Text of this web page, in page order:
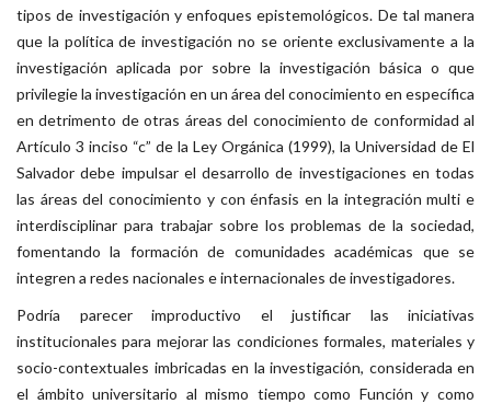
tipos de investigación y enfoques epistemológicos. De tal manera
que la política de investigación no se oriente exclusivamente a la
investigación aplicada por sobre la investigación básica o que
privilegie la investigación en un área del conocimiento en específica
en detrimento de otras áreas del conocimiento de conformidad al
Artículo 3 inciso “c” de la Ley Orgánica (1999), la Universidad de El
Salvador debe impulsar el desarrollo de investigaciones en todas
las áreas del conocimiento y con énfasis en la integración multi e
interdisciplinar para trabajar sobre los problemas de la sociedad,
fomentando la formación de comunidades académicas que se
integren a redes nacionales e internacionales de investigadores.
Podría parecer improductivo el justificar las iniciativas
institucionales para mejorar las condiciones formales, materiales y
socio-contextuales imbricadas en la investigación, considerada en
el ámbito universitario al mismo tiempo como Función y como